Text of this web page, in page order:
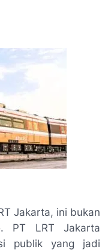
Jakarta, ini bukan
PT LRT Jakarta
publik yang jadi